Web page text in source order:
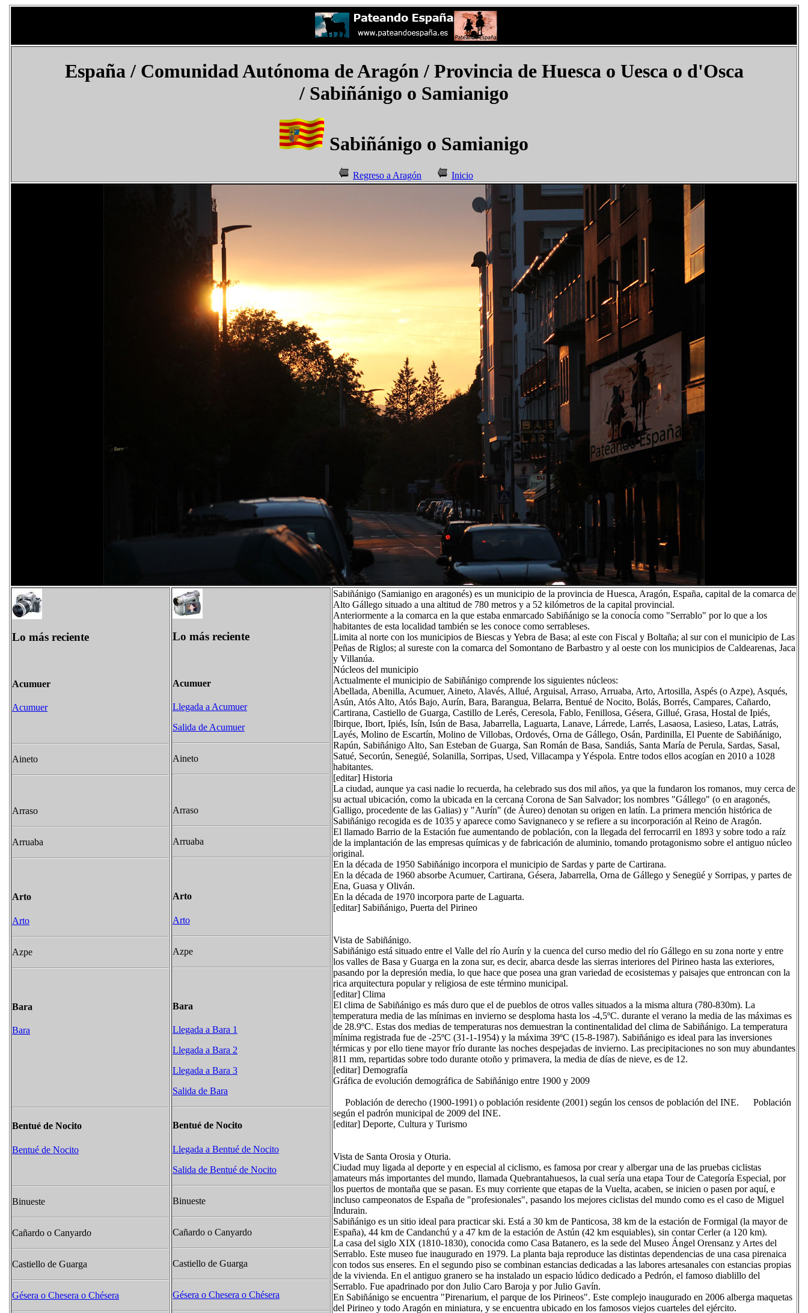
España/ Comunidad Autónoma de Aragón / Provincia de Huesca o Uesca o d'Osca
/ Sabiñánigo o Samianigo
Sabiñánigo o Samianigo
Regreso a Aragón Inicio
Lo más reciente
Acumuer
Acumuer
Aineto
Arraso
Arruaba
Arto
Arto
Azpe
Bara
Bara
Bentué de Nocito
Bentué de Nocito
Binueste
Cañardo o Canyardo
Castiello de Guarga
Gésera o Chesera​ o Chésera
Lo más reciente
Acumuer
Llegada a Acumuer
Salida de Acumuer
Aineto
Arraso
Arruaba
Arto
Arto
Azpe
Bara
Llegada a Bara 1
Llegada a Bara 2
Llegada a Bara 3
Salida de Bara
Bentué de Nocito
Llegada a Bentué de Nocito
Salida de Bentué de Nocito
Binueste
Cañardo o Canyardo
Castiello de Guarga
Gésera o Chesera​ o Chésera
Sabiñánigo (Samianigo en aragonés) es un municipio de la provincia de Huesca, Aragón, España, capital de la comarca de
Alto Gállego situado a una altitud de 780 metros y a 52 kilómetros de la capital provincial.
Anteriormente a la comarca en la que estaba enmarcado Sabiñánigo se la conocía como "Serrablo" por lo que a los
habitantes de esta localidad también se les conoce como serrableses.
Limita al norte con los municipios de Biescas y Yebra de Basa; al este con Fiscal y Boltaña; al sur con el municipio de Las
Peñas de Riglos; al sureste con la comarca del Somontano de Barbastro y al oeste con los municipios de Caldearenas, Jaca
y Villanúa.
Núcleos del municipio
Actualmente el municipio de Sabiñánigo comprende los siguientes núcleos:
Abellada, Abenilla, Acumuer, Aineto, Alavés, Allué, Arguisal, Arraso, Arruaba, Arto, Artosilla, Aspés (o Azpe), Asqués,
Asún, Atós Alto, Atós Bajo, Aurín, Bara, Barangua, Belarra, Bentué de Nocito, Bolás, Borrés, Campares, Cañardo,
Cartirana, Castiello de Guarga, Castillo de Lerés, Ceresola, Fablo, Fenillosa, Gésera, Gillué, Grasa, Hostal de Ipiés,
Ibirque, Ibort, Ipiés, Isín, Isún de Basa, Jabarrella, Laguarta, Lanave, Lárrede, Larrés, Lasaosa, Lasieso, Latas, Latrás,
Layés, Molino de Escartín, Molino de Villobas, Ordovés, Orna de Gállego, Osán, Pardinilla, El Puente de Sabiñánigo,
Rapún, Sabiñánigo Alto, San Esteban de Guarga, San Román de Basa, Sandiás, Santa María de Perula, Sardas, Sasal,
Satué, Secorún, Senegüé, Solanilla, Sorripas, Used, Villacampa y Yéspola. Entre todos ellos acogían en 2010 a 1028
habitantes.
[editar] Historia
La ciudad, aunque ya casi nadie lo recuerda, ha celebrado sus dos mil años, ya que la fundaron los romanos, muy cerca de
su actual ubicación, como la ubicada en la cercana Corona de San Salvador; los nombres "Gállego" (o en aragonés,
Galligo, procedente de las Galias) y "Aurín" (de Áureo) denotan su origen en latín. La primera mención histórica de
Sabiñánigo recogida es de 1035 y aparece como Savignaneco y se refiere a su incorporación al Reino de Aragón.
El llamado Barrio de la Estación fue aumentando de población, con la llegada del ferrocarril en 1893 y sobre todo a raíz
de la implantación de las empresas químicas y de fabricación de aluminio, tomando protagonismo sobre el antiguo núcleo
original.
En la década de 1950 Sabiñánigo incorpora el municipio de Sardas y parte de Cartirana.
En la década de 1960 absorbe Acumuer, Cartirana, Gésera, Jabarrella, Orna de Gállego y Senegüé y Sorripas, y partes de
Ena, Guasa y Oliván.
En la década de 1970 incorpora parte de Laguarta.
[editar] Sabiñánigo, Puerta del Pirineo
Vista de Sabiñánigo.
Sabiñánigo está situado entre el Valle del río Aurín y la cuenca del curso medio del río Gállego en su zona norte y entre
los valles de Basa y Guarga en la zona sur, es decir, abarca desde las sierras interiores del Pirineo hasta las exteriores,
pasando por la depresión media, lo que hace que posea una gran variedad de ecosistemas y paisajes que entroncan con la
rica arquitectura popular y religiosa de este término municipal.
[editar] Clima
El clima de Sabiñánigo es más duro que el de pueblos de otros valles situados a la misma altura (780-830m). La
temperatura media de las mínimas en invierno se desploma hasta los -4,5ºC. durante el verano la media de las máximas es
de 28.9ºC. Estas dos medias de temperaturas nos demuestran la continentalidad del clima de Sabiñánigo. La temperatura
mínima registrada fue de -25ºC (31-1-1954) y la máxima 39ºC (15-8-1987). Sabiñánigo es ideal para las inversiones
térmicas y por ello tiene mayor frío durante las noches despejadas de invierno. Las precipitaciones no son muy abundantes
811 mm, repartidas sobre todo durante otoño y primavera, la media de días de nieve, es de 12.
[editar] Demografía
Gráfica de evolución demográfica de Sabiñánigo entre 1900 y 2009
Población de derecho (1900-1991) o población residente (2001) según los censos de población del INE. Población
según el padrón municipal de 2009 del INE.
[editar] Deporte, Cultura y Turismo
Vista de Santa Orosia y Oturia.
Ciudad muy ligada al deporte y en especial al ciclismo, es famosa por crear y albergar una de las pruebas ciclistas
amateurs más importantes del mundo, llamada Quebrantahuesos, la cual sería una etapa Tour de Categoría Especial, por
los puertos de montaña que se pasan. Es muy corriente que etapas de la Vuelta, acaben, se inicien o pasen por aquí, e
incluso campeonatos de España de "profesionales", pasando los mejores ciclistas del mundo como es el caso de Miguel
Indurain.
Sabiñánigo es un sitio ideal para practicar ski. Está a 30 km de Panticosa, 38 km de la estación de Formigal (la mayor de
España), 44 km de Candanchú y a 47 km de la estación de Astún (42 km esquiables), sin contar Cerler (a 120 km).
La casa del siglo XIX (1810-1830), conocida como Casa Batanero, es la sede del Museo Ángel Orensanz y Artes del
Serrablo. Este museo fue inaugurado en 1979. La planta baja reproduce las distintas dependencias de una casa pirenaica
con todos sus enseres. En el segundo piso se combinan estancias dedicadas a las labores artesanales con estancias propias
de la vivienda. En el antiguo granero se ha instalado un espacio lúdico dedicado a Pedrón, el famoso diablillo del
Serrablo. Fue apadrinado por don Julio Caro Baroja y por Julio Gavín.
En Sabiñánigo se encuentra "Pirenarium, el parque de los Pirineos". Este complejo inaugurado en 2006 alberga maquetas
del Pirineo y todo Aragón en miniatura, y se encuentra ubicado en los famosos viejos cuarteles del ejército.